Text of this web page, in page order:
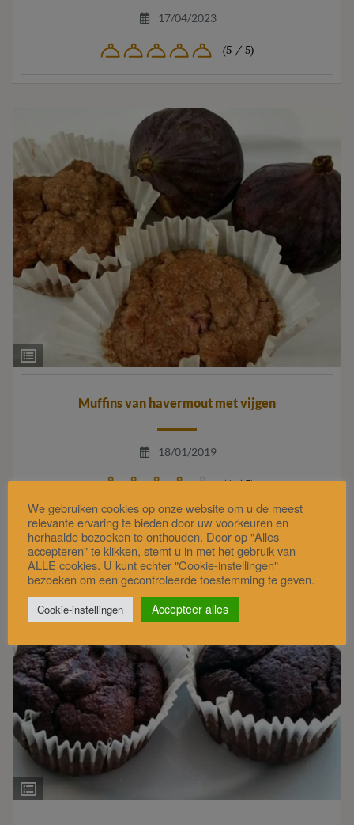
17/04/2023
(5 / 5)
Ingrediëntenlijst
Muffins van havermout met vijgen
18/01/2019
(4 / 5)
Ingrediëntenlijst
We gebruiken cookies op onze website om u de meest
relevante ervaring te bieden door uw voorkeuren en
herhaalde bezoeken te onthouden. Door op "Alles
accepteren" te klikken, stemt u in met het gebruik van
ALLE cookies. U kunt echter "Cookie-instellingen"
bezoeken om een gecontroleerde toestemming te geven.
Cookie-instellingen Accepteer alles